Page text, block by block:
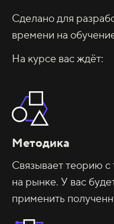
Сделано для
времени на
На курсе вас ждёт:
Методика
Связывает теорию
на рынке. У вас
применить